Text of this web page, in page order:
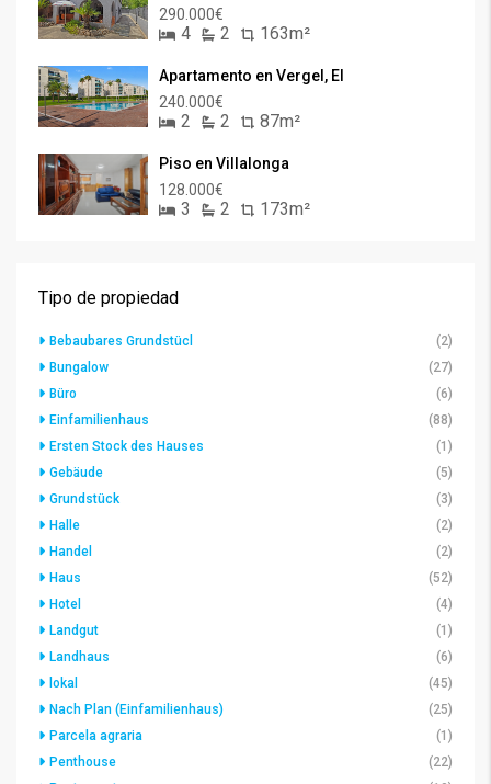
290.000€
4 2 163m²
Apartamento en Vergel, El
240.000€
2 2 87m²
Piso en Villalonga
128.000€
3 2 173m²
Tipo de propiedad
Bebaubares Grundstücl
(2)
Bungalow
(27)
Büro
(6)
Einfamilienhaus
(88)
Ersten Stock des Hauses
(1)
Gebäude
(5)
Grundstück
(3)
Halle
(2)
Handel
(2)
Haus
(52)
Hotel
(4)
Landgut
(1)
Landhaus
(6)
lokal
(45)
Nach Plan (Einfamilienhaus)
(25)
Parcela agraria
(1)
Penthouse
(22)